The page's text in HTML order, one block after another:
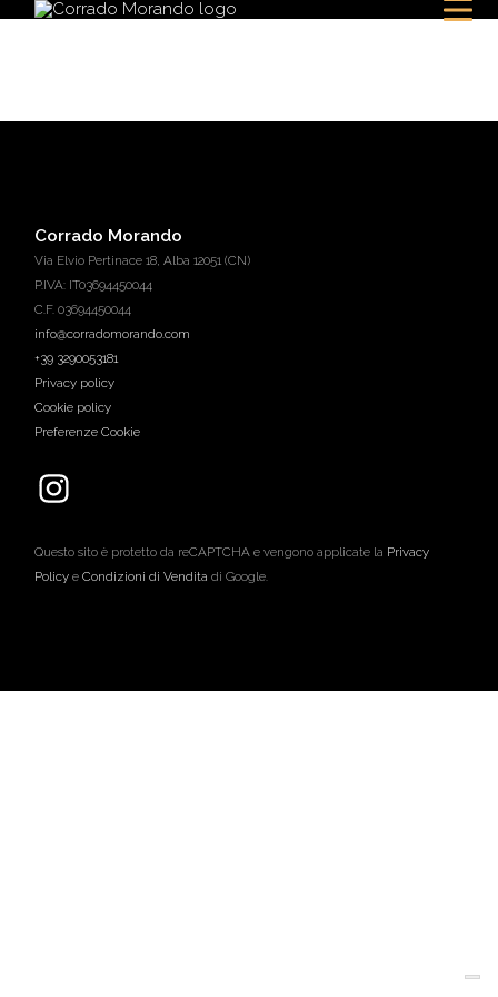
Corrado Morando
Via Elvio Pertinace 18, Alba 12051 (CN)
P.IVA: IT03694450044
C.F. 03694450044
info@corradomorando.com
+39 3290053181
Privacy policy
Cookie policy
Preferenze Cookie
Questo sito è protetto da reCAPTCHA e vengono applicate la Privacy
Policy eCondizioni di Vendita di Google.